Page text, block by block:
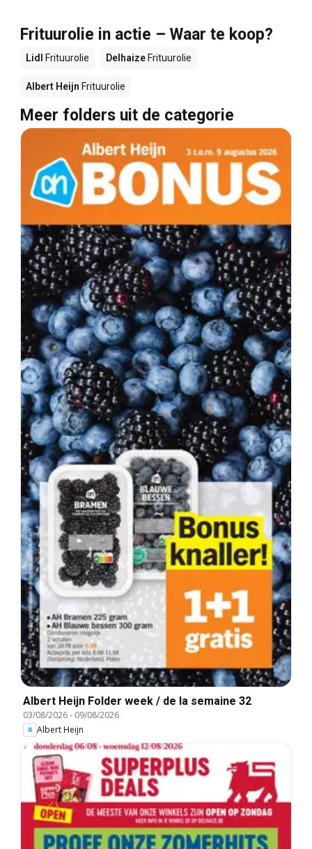
Frituurolie in actie – Waar te koop?
Lidl Frituurolie Delhaize Frituurolie
Albert Heijn Frituurolie
Meer folders uit de categorie
Albert Heijn Folder week / de la semaine 32
03/08/2026- 09/08/2026
Albert Heijn